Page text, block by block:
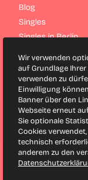
Blog
Singles
Singles in Berlin
Singles in
Singles in Köln
Singles in
Finya bei
Finya bei Twitter
Seitenanfang
Wir verwenden
auf Grundlage
verwenden zu
Einwilligung
Banner über den
Webseite erneut
Sie optionale
Cookies
technisch
anderem zu den